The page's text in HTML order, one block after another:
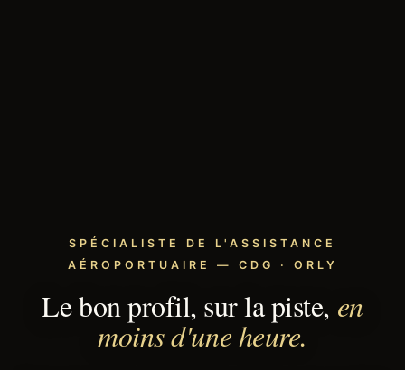
SPÉCIALISTE DE L'ASSISTANCE
AÉROPORTUAIRE — CDG · ORLY
Le bon profil, sur la piste, en
moins d'une heure.